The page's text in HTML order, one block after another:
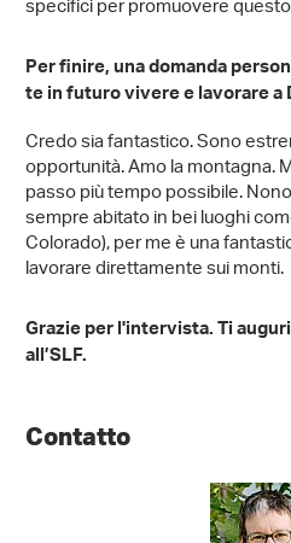
specifici per promuovere
Per finire, una domanda
te in futuro vivere e lavorare a
Credo sia fantastico. Sono
opportunità. Amo la montagna.
passo più tempo possibile.
sempre abitato in bei luoghi
Colorado), per me è una
lavorare direttamente sui monti.
Grazie per l'intervista. Ti
all’SLF.
Contatto